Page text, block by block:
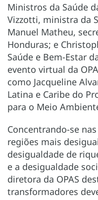
Ministros da Saúde
Vizzotti, ministra da
Manuel Matheu,
Honduras; e
Saúde e Bem-Estar
evento virtual da
como Jacqueline
Latina e Caribe do
para o Meio
Concentrando-se
regiões mais
desigualdade de
e a desigualdade
diretora da OPAS
transformadores